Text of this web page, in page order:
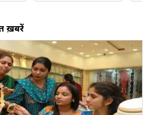
ख़बरें